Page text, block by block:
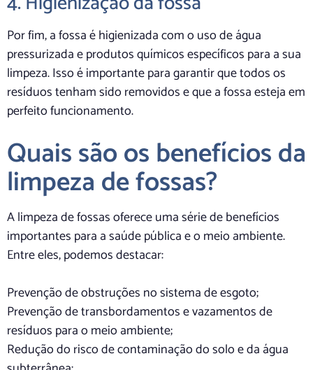
Por fim, a fossa é higienizada com o uso de água
pressurizada e produtos químicos específicos para a sua
limpeza. Isso é importante para garantir que todos os
resíduos tenham sido removidos e que a fossa esteja em
perfeito funcionamento.
Quais são os benefícios da
limpeza de fossas?
A limpeza de fossas oferece uma série de benefícios
importantes para a saúde pública e o meio ambiente.
Entre eles, podemos destacar:
Prevenção de obstruções no sistema de esgoto;
Prevenção de transbordamentos e vazamentos de
resíduos para o meio ambiente;
Redução do risco de contaminação do solo e da água